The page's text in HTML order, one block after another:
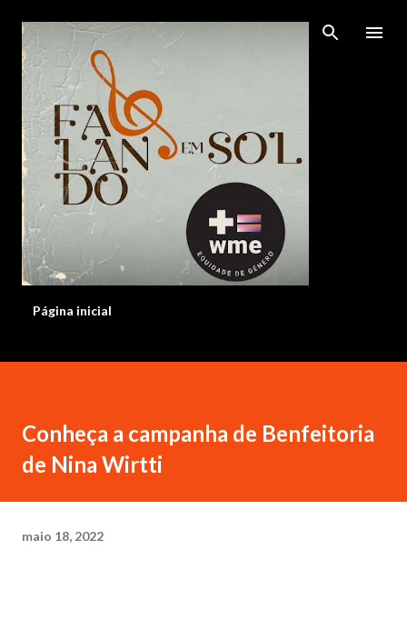
Pular para o conteúdo principal
Página inicial
Conheça a campanha de Benfeitoria
de Nina Wirtti
maio 18, 2022